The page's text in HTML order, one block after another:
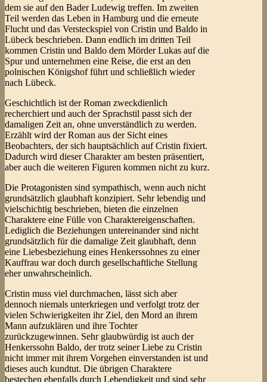
dem sie auf den Bader Ludewig treffen. Im zweiten
Teil werden das Leben in Hamburg und die erneute
Flucht und das Versteckspiel von Cristin und Baldo in
Lübeck beschrieben. Dann endlich im dritten Teil
kommen Cristin und Baldo dem Mörder Lukas auf die
Spur und unternehmen eine Reise, die erst an den
polnischen Königshof führt und schließlich wieder
nach Lübeck.
Geschichtlich ist der Roman zweckdienlich
recherchiert und auch der Sprachstil passt sich der
damaligen Zeit an, ohne unverständlich zu werden.
Erzählt wird der Roman aus der Sicht eines
Beobachters, der sich hauptsächlich auf Cristin fixiert.
Dadurch wird dieser Charakter am besten präsentiert,
aber auch die weiteren Figuren kommen nicht zu kurz.
Die Protagonisten sind sympathisch, wenn auch nicht
grundsätzlich glaubhaft konzipiert. Sehr lebendig und
vielschichtig beschrieben, bieten die einzelnen
Charaktere eine Fülle von Charaktereigenschaften.
Lediglich die Beziehungen untereinander sind nicht
grundsätzlich für die damalige Zeit glaubhaft, denn
eine Liebesbeziehung eines Henkerssohnes zu einer
Kauffrau war doch durch gesellschaftliche Stellung
eher unwahrscheinlich.
Cristin muss viel durchmachen, lässt sich aber
dennoch niemals unterkriegen und verfolgt trotz der
vielen Schwierigkeiten ihr Ziel, den Mord an ihrem
Mann aufzuklären und ihre Tochter
zurückzugewinnen. Sehr glaubwürdig ist auch der
Henkerssohn Baldo, der trotz seiner Liebe zu Cristin
nicht immer mit ihrem Vorgehen einverstanden ist und
dieses auch kundtut. Die übrigen Charaktere
bestechen ebenfalls durch Lebendigkeit und sind sehr